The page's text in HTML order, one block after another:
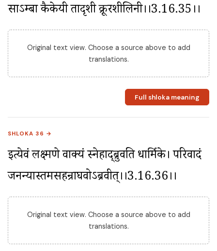
साऽम्बा कैकेयी तादृशी क्रूरशीलिनी।।3.16.35।।
Original text view. Choose a source above to add
translations.
Full shloka meaning
SHLOKA 36 →
इत्येवं लक्ष्मणे वाक्यं स्नेहाद्ब्रुवति धार्मिके। परिवादं
जनन्यास्तमसहन्राघवोऽब्रवीत्।।3.16.36।।
Original text view. Choose a source above to add
translations.